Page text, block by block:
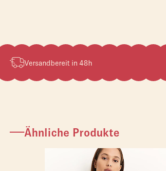
Versandbereit in 48h
Ähnliche Produkte